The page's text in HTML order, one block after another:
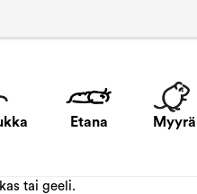
Etana Myyrä
tai geeli.